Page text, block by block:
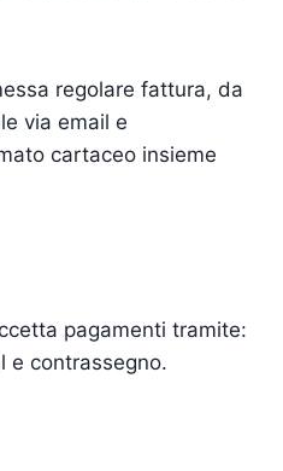
regolare fattura, da
via email e
cartaceo insieme
pagamenti tramite:
e contrassegno.